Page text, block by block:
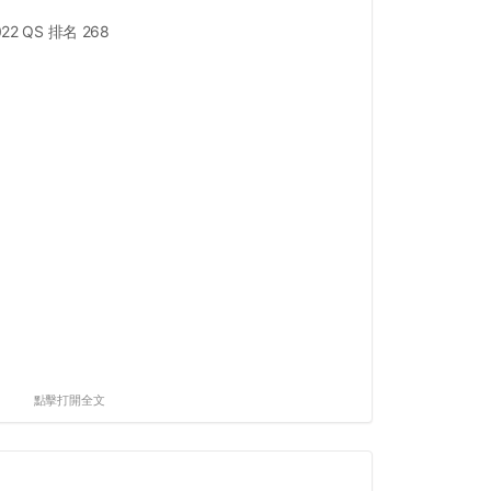
QS 排名 268
點擊打開全文